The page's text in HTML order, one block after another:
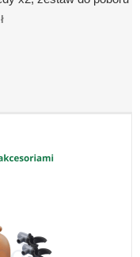
x2